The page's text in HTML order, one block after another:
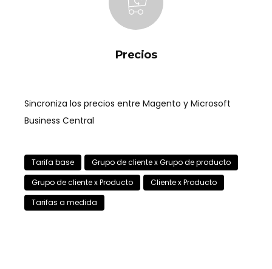
Precios
Sincroniza los precios entre Magento y Microsoft
Business Central
Tarifa base
Grupo de cliente x Grupo de producto
Grupo de cliente x Producto
Cliente x Producto
Tarifas a medida